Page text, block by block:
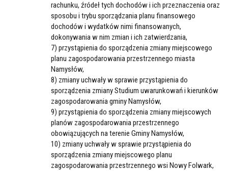
rachunku, źródeł tych dochodów i ich przeznaczenia oraz
sposobu i trybu sporządzania planu finansowego
dochodów i wydatków nimi finansowanych,
dokonywania w nim zmian i ich zatwierdzania,
7) przystąpienia do sporządzenia zmiany miejscowego
planu zagospodarowania przestrzennego miasta
Namysłów,
8) zmiany uchwały w sprawie przystąpienia do
sporządzenia zmiany Studium uwarunkowań i kierunków
zagospodarowania gminy Namysłów,
9) przystąpienia do sporządzenia zmiany miejscowych
planów zagospodarowania przestrzennego
obowiązujących na terenie Gminy Namysłów,
10) zmiany uchwały w sprawie przystąpienia do
sporządzenia zmiany miejscowego planu
zagospodarowania przestrzennego wsi Nowy Folwark,